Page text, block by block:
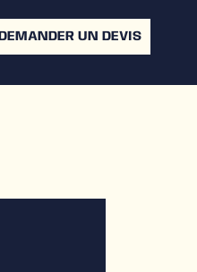
DEMANDER UN DEVIS